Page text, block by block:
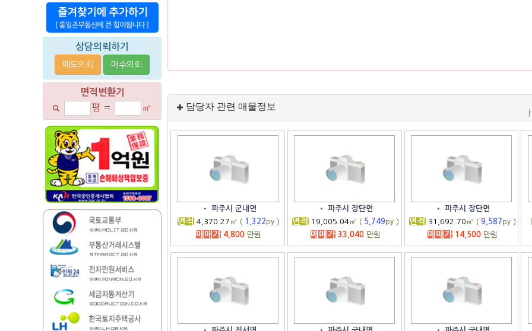
상담의뢰하기
매도의뢰 매수의뢰
면적변환기
평 = ㎡ 담당자 관련 매물정보
• 파주시 군내면
면적 4,370.27 ㎡ ( 1,322py )
매매가 4,800 만원
•파주시 장단면
면적 19,005.04㎡ ( 5,749py )
매매가 33,040만원
• 파주시 장단면
면적 31,692.70 ㎡ ( 9,587py )
매매가 14,500만원